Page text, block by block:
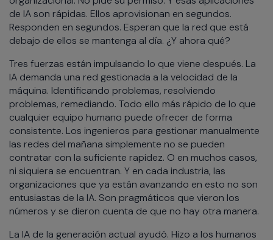
de IA son rápidas. Ellos aprovisionan en segundos.
Responden en segundos. Esperan que la red que está
debajo de ellos se mantenga al día. ¿Y ahora qué?
Tres fuerzas están impulsando lo que viene después. La
IA demanda una red gestionada a la velocidad de la
máquina. Identificando problemas, resolviendo
problemas, remediando. Todo ello más rápido de lo que
cualquier equipo humano puede ofrecer de forma
consistente. Los ingenieros para gestionar manualmente
las redes del mañana simplemente no se pueden
contratar con la suficiente rapidez. O en muchos casos,
ni siquiera se encuentran. Y en cada industria, las
organizaciones que ya están avanzando en esto no son
entusiastas de la IA. Son pragmáticos que vieron los
números y se dieron cuenta de que no hay otra manera.
La IA de la generación actual ayudó. Hizo a los humanos